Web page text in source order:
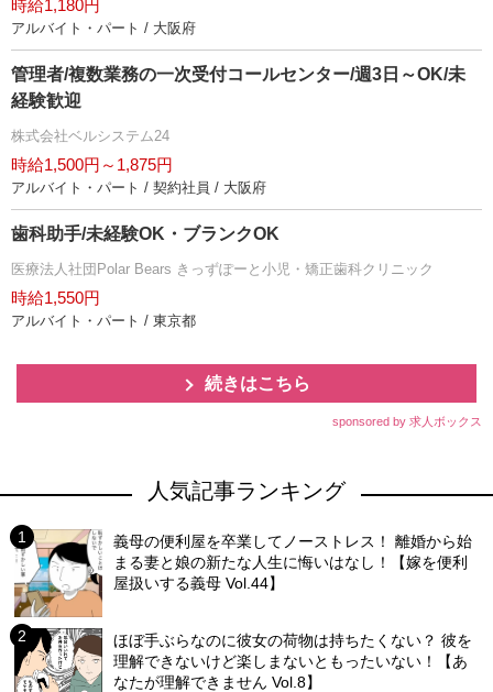
時給1,180円
アルバイト・パート / 大阪府
管理者/複数業務の一次受付コールセンター/週3日～OK/未
経験歓迎
株式会社ベルシステム24
時給1,500円～1,875円
アルバイト・パート / 契約社員 / 大阪府
歯科助手/未経験OK・ブランクOK
医療法人社団Polar Bears きっずぽーと小児・矯正歯科クリニック
時給1,550円
アルバイト・パート / 東京都
続きはこちら
sponsored by 求人ボックス
人気記事ランキング
義母の便利屋を卒業してノーストレス！ 離婚から始
まる妻と娘の新たな人生に悔いはなし！【嫁を便利
屋扱いする義母 Vol.44】
ほぼ手ぶらなのに彼女の荷物は持ちたくない？ 彼を
理解できないけど楽しまないともったいない！【あ
なたが理解できません Vol.8】